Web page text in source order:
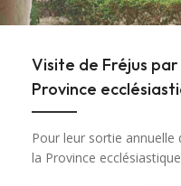
Visite de Fréjus
Province
Pour leur sortie annuelle
la Province